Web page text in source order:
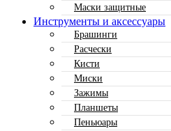
Маски защитные
Инструменты и аксессуары
Брашинги
Расчески
Кисти
Миски
Зажимы
Планшеты
Пеньюары